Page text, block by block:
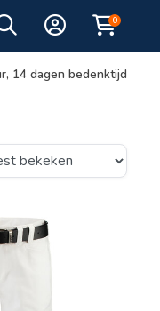
0
14 dagen bedenktijd